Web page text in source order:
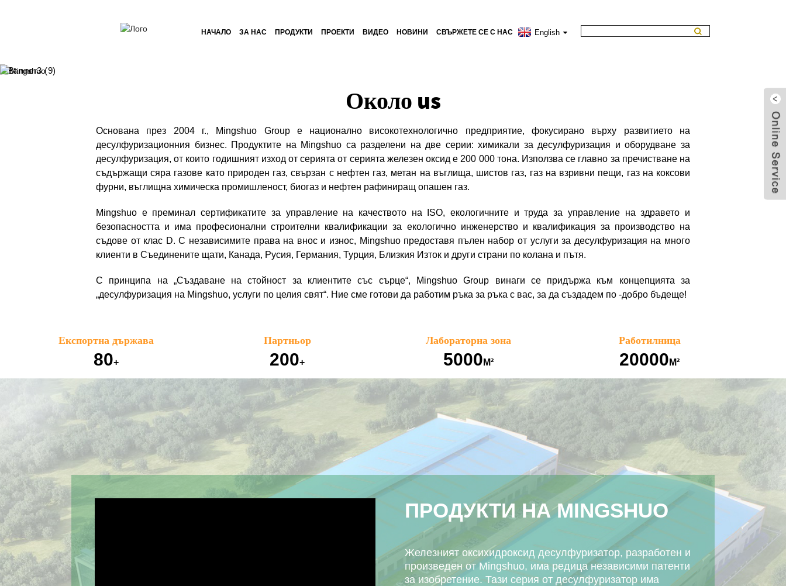
НАЧАЛО ЗА НАС ПРОДУКТИ ПРОЕКТИ ВИДЕО НОВИНИ СВЪРЖЕТЕ СЕ С НАС English
Около us
Основана през 2004 г., Mingshuo Group е национално високотехнологично предприятие, фокусирано върху развитието на
десулфуризационния бизнес. Продуктите на Mingshuo са разделени на две серии: химикали за десулфуризация и оборудване за
десулфуризация, от които годишният изход от серията от серията железен оксид е 200 000 тона. Използва се главно за пречистване на
съдържащи сяра газове като природен газ, свързан с нефтен газ, метан на въглища, шистов газ, газ на взривни пещи, газ на коксови
фурни, въглищна химическа промишленост, биогаз и нефтен рафиниращ опашен газ.
Mingshuo е преминал сертификатите за управление на качеството на ISO, екологичните и труда за управление на здравето и
безопасността и има професионални строителни квалификации за екологично инженерство и квалификация за производство на
съдове от клас D. С независимите права на внос и износ, Mingshuo предоставя пълен набор от услуги за десулфуризация на много
клиенти в Съединените щати, Канада, Русия, Германия, Турция, Близкия Изток и други страни по колана и пътя.
С принципа на „Създаване на стойност за клиентите със сърце“, Mingshuo Group винаги се придържа към концепцията за
„десулфуризация на Mingshuo, услуги по целия свят“. Ние сме готови да работим ръка за ръка с вас, за да създадем по -добро бъдеще!
Експортна държава
80+
Партньор
200+
Лабораторна зона
5000 М²
Работилница
20000 М²
ПРОДУКТИ НА MINGSHUO
Железният оксихидроксид десулфуризатор, разработен и
произведен от Mingshuo, има редица независими патенти
за изобретение. Тази серия от десулфуризатор има